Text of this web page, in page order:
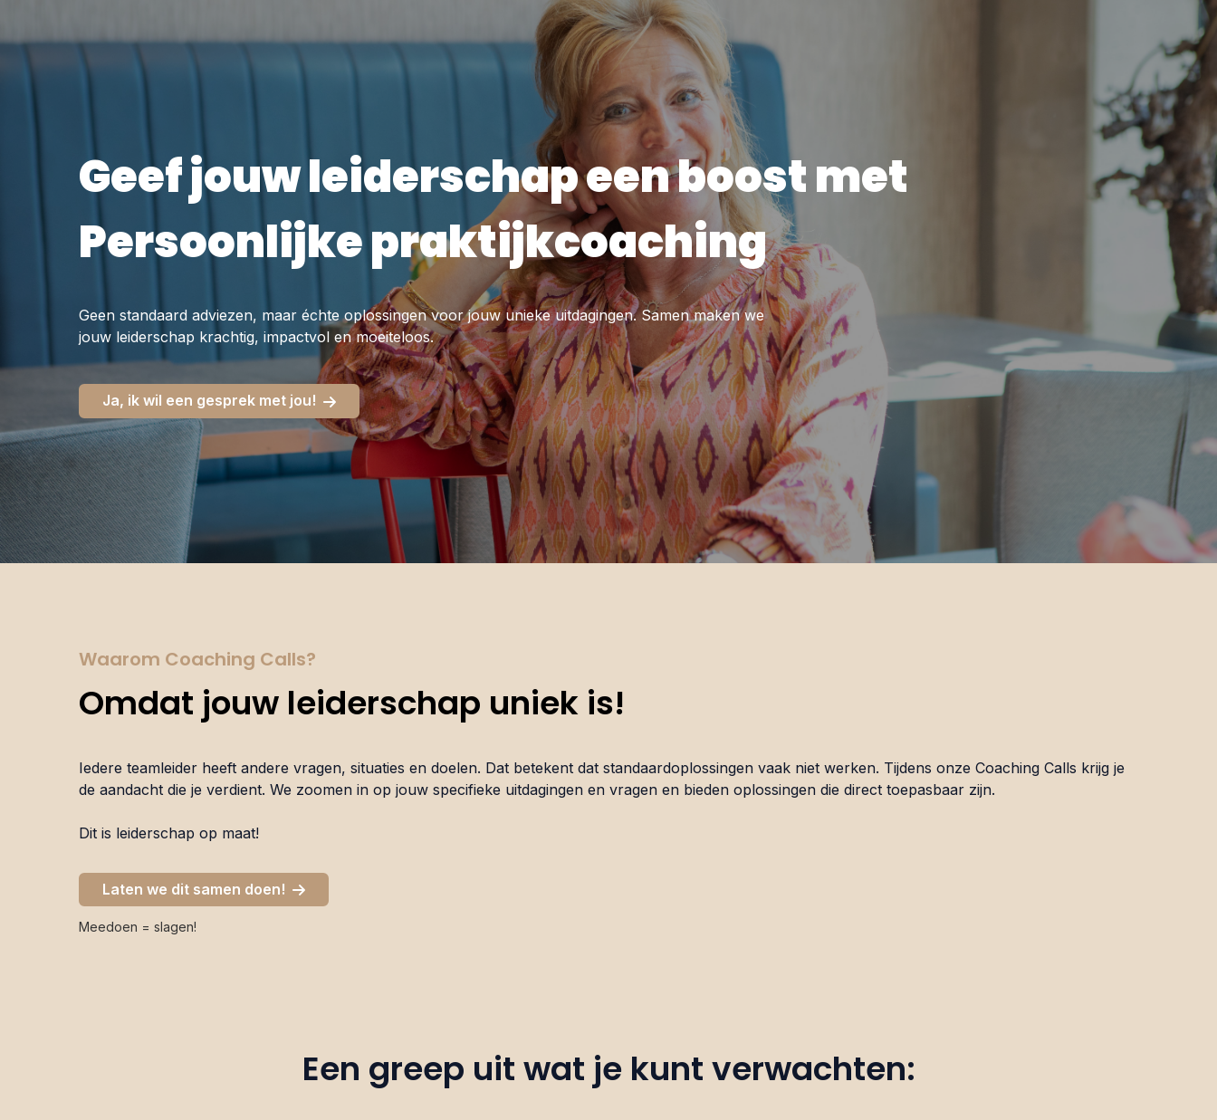
Geef jouw leiderschap een boost met
Persoonlijke praktijkcoaching
Geen standaard adviezen, maar échte oplossingen voor jouw unieke uitdagingen. Samen maken we
jouw leiderschap krachtig, impactvol en moeiteloos.
Ja, ik wil een gesprek met jou!
Waarom Coaching Calls?
Omdat jouw leiderschap uniek is!
Iedere teamleider heeft andere vragen, situaties en doelen. Dat betekent dat standaardoplossingen vaak niet werken. Tijdens onze Coaching Calls krijg je
de aandacht die je verdient. We zoomen in op jouw specifieke uitdagingen en vragen en bieden oplossingen die direct toepasbaar zijn.
Dit is leiderschap op maat!
Laten we dit samen doen!
Meedoen = slagen!
Een greep uit wat je kunt verwachten: